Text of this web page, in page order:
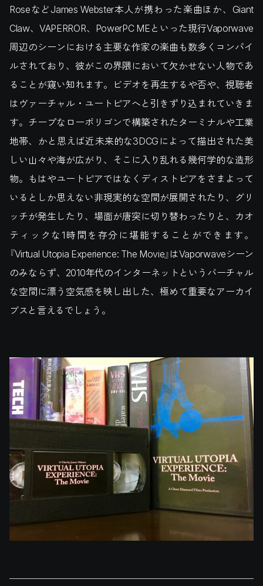
RoseなどJames Webster本人が携わった楽曲ほか、Giant
Claw、VAPERROR、PowerPC MEといった現行Vaporwave
周辺のシーンにおける主要な作家の楽曲も数多くコンパイ
ルされており、彼がこの界隈において欠かせない人物であ
ることが窺い知れます。ビデオを再生するや否や、視聴者
はヴァーチャル・ユートピアへと引きずり込まれていきま
す。チープなローポリゴンで構築されたターミナルや工業
地帯、かと思えば近未来的な3DCGによって描出された美
しい山々や海が広がり、そこに入り乱れる幾何学的な造形
物。もはやユートピアではなくディストピアをさまよって
いるとしか思えない非現実的な空間が展開されたり、グリ
ッチが発生したり、場面が唐突に切り替わったりと、カオ
ティックな1時間を存分に堪能することができます。
『Virtual Utopia Experience: The Movie』はVaporwaveシーン
のみならず、2010年代のインターネットというバーチャル
な空間に漂う空気感を映し出した、極めて重要なアーカイ
ブスと言えるでしょう。